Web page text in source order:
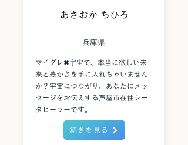
あさおか ちひろ
兵庫県
マイグレ✖宇宙で、本当に欲しい未
来と豊かさを手に入れちゃいません
か？宇宙につながり、あなたにメッ
セージをお伝えする芦屋市在住シー
タヒーラーです。
続きを見る